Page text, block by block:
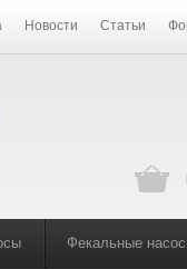
Новости Статьи
Фекальные